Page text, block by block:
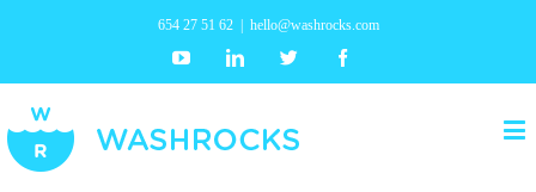
654 27 51 62 hello@washrocks.com
YoutubeLinkedin Twitter